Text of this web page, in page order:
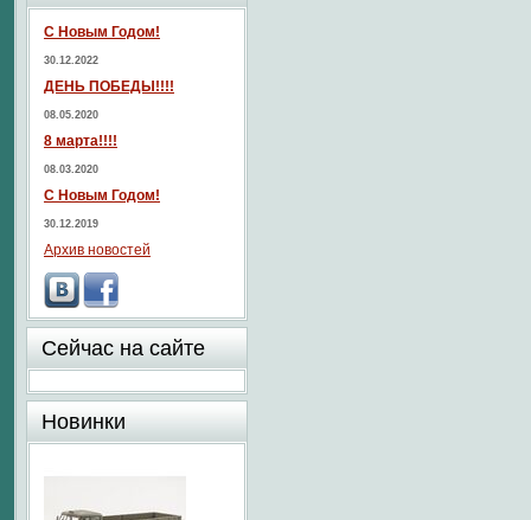
С Новым Годом!
30.12.2022
ДЕНЬ ПОБЕДЫ!!!!
08.05.2020
8 марта!!!!
08.03.2020
С Новым Годом!
30.12.2019
Архив новостей
Сейчас на сайте
Новинки